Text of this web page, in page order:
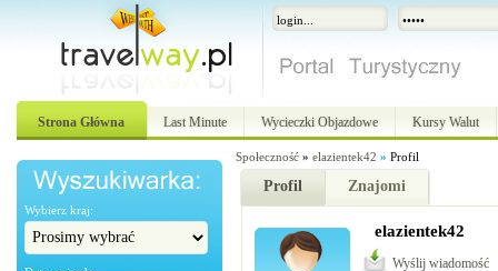
Strona Główna Last Minute Wycieczki Objazdowe Kursy Walut
Wybierz kraj:
Społeczność » elazientek42 » Profil
Profil Znajomi
elazientek42
Wyślij wiadomość